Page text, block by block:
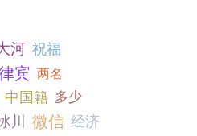
河 祝福
宾 两名
中国籍 多少
川 微信 经济